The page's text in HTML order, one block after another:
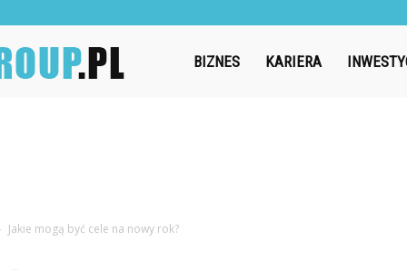
Challengegroup.pl
BIZNES KARIERA
Jakie mogą być cele na nowy rok?